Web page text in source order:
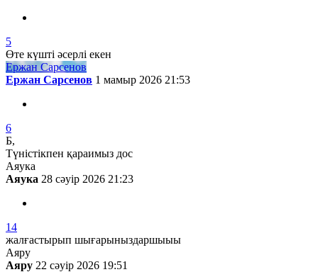
5
Өте күшті әсерлі екен
Ержан Сарсенов
Ержан Сарсенов 1 мамыр 2026 21:53
6
Б,
Түністікпен қараимыз дос
Аяука
Аяука 28 сәуір 2026 21:23
14
жалғастырып шығарыныздаршыыы
Аяру
Аяру 22 сәуір 2026 19:51